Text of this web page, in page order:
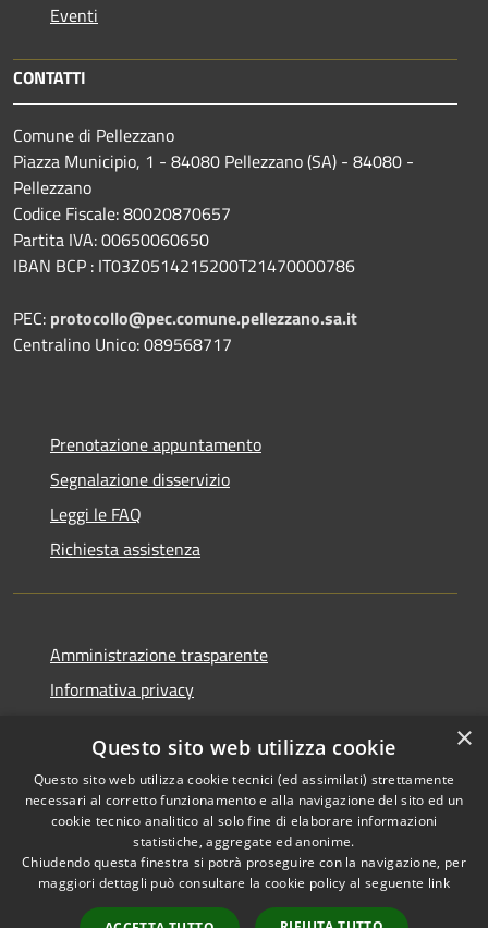
Eventi
CONTATTI
Comune di Pellezzano
Piazza Municipio, 1 - 84080 Pellezzano (SA) - 84080 -
Pellezzano
Codice Fiscale: 80020870657
Partita IVA: 00650060650
IBAN BCP : IT03Z0514215200T21470000786
PEC: protocollo@pec.comune.pellezzano.sa.it
Centralino Unico: 089568717
Prenotazione appuntamento
Segnalazione disservizio
Leggi le FAQ
Richiesta assistenza
Amministrazione trasparente
Informativa privacy
Dichiarazione di accessibilità
RSS
Accessibilità
Copyright © 2026 • Comune di
Pellezzano • Powered by
Municipium• Accesso
×
Questo sito web utilizza cookie
Questo sito web utilizza cookie tecnici (ed assimilati) strettamente
necessari al corretto funzionamento e alla navigazione del sito ed un
cookie tecnico analitico al solo fine di elaborare informazioni
statistiche, aggregate ed anonime.
Chiudendo questa finestra si potrà proseguire con la navigazione, per
maggiori dettagli può consultare la cookie policy al seguente link